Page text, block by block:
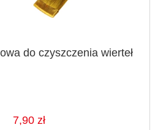
do czyszczenia wierteł
7,90 zł